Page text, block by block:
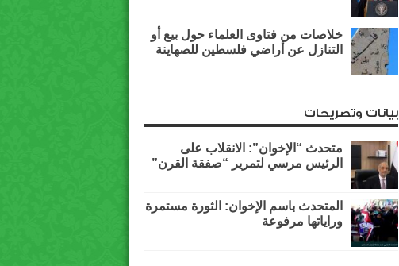
خلاصات من فتاوى العلماء حول بيع أو
التنازل عن أراضي فلسطين للصهاينة
بيانات وتصريحات
متحدث “الإخوان”: الانقلاب على
الرئيس مرسي لتمرير “صفقة القرن”
المتحدث باسم الإخوان: الثورة مستمرة
وراياتها مرفوعة